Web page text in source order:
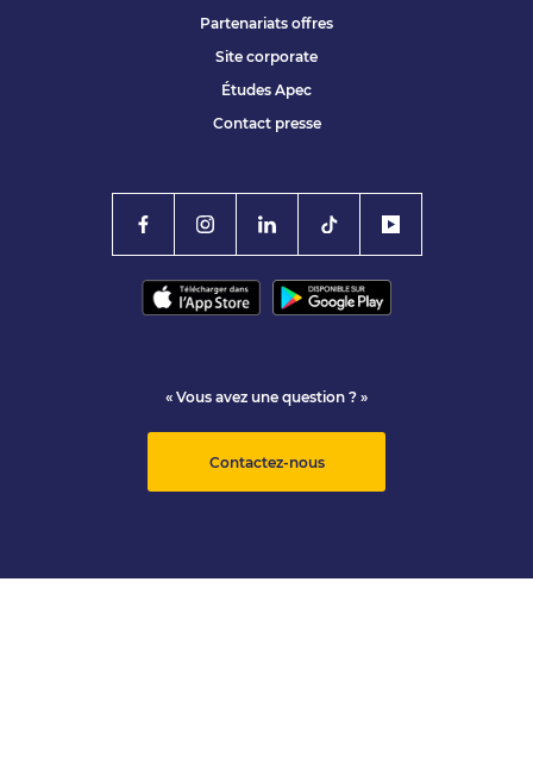
Partenariats offres
Site corporate
Études Apec
Contact presse
« Vous avez une question ? »
Contactez-nous